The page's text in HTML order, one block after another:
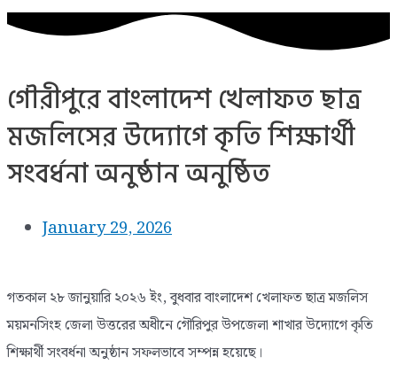
গৌরীপুরে বাংলাদেশ খেলাফত ছাত্র
মজলিসের উদ্যোগে কৃতি শিক্ষার্থী
সংবর্ধনা অনুষ্ঠান অনুষ্ঠিত
January 29, 2026
গতকাল ২৮ জানুয়ারি ২০২৬ ইং, বুধবার বাংলাদেশ খেলাফত ছাত্র মজলিস
ময়মনসিংহ জেলা উত্তরের অধীনে গৌরিপুর উপজেলা শাখার উদ্যোগে কৃতি
শিক্ষার্থী সংবর্ধনা অনুষ্ঠান সফলভাবে সম্পন্ন হয়েছে।